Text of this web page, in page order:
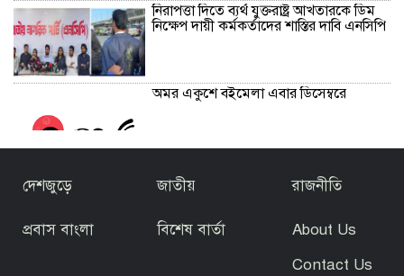
নিরাপত্তা দিতে ব্যর্থ যুক্তরাষ্ট্র আখতারকে ডিম
নিক্ষেপ দায়ী কর্মকর্তাদের শাস্তির দাবি এনসিপি
অমর একুশে বইমেলা এবার ডিসেম্বরে
সাবেক অতিরিক্ত আইজিপি শামসুদ্দোহা
দেশজুড়ে জাতীয় রাজনীতি
প্রবাস বাংলা বিশেষ বার্তা
About Us
Contact Us